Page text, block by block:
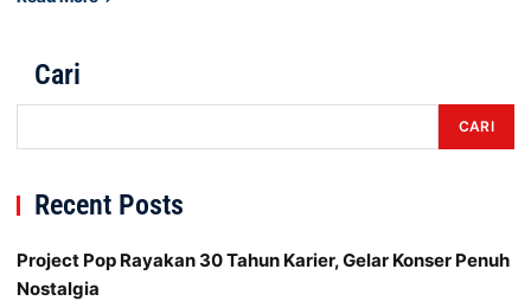
Cari
CARI
Recent Posts
Project Pop Rayakan 30 Tahun Karier, Gelar Konser Penuh
Nostalgia